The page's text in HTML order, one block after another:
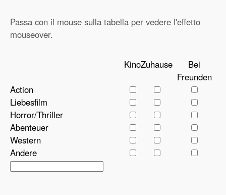
Passa con il mouse sulla tabella per vedere l'effetto
mouseover.
KinoZuhause
Bei
Freunden
Action
Liebesfilm
Horror/Thriller
Abenteuer
Western
Andere